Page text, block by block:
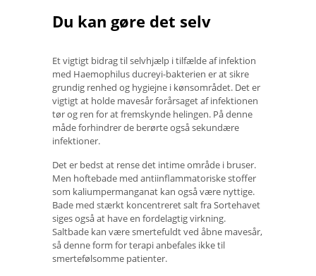
Du kan gøre det selv
Et vigtigt bidrag til selvhjælp i tilfælde af infektion
med Haemophilus ducreyi-bakterien er at sikre
grundig renhed og hygiejne i kønsområdet. Det er
vigtigt at holde mavesår forårsaget af infektionen
tør og ren for at fremskynde helingen. På denne
måde forhindrer de berørte også sekundære
infektioner.
Det er bedst at rense det intime område i bruser.
Men hoftebade med antiinflammatoriske stoffer
som kaliumpermanganat kan også være nyttige.
Bade med stærkt koncentreret salt fra Sortehavet
siges også at have en fordelagtig virkning.
Saltbade kan være smertefuldt ved åbne mavesår,
så denne form for terapi anbefales ikke til
smertefølsomme patienter.